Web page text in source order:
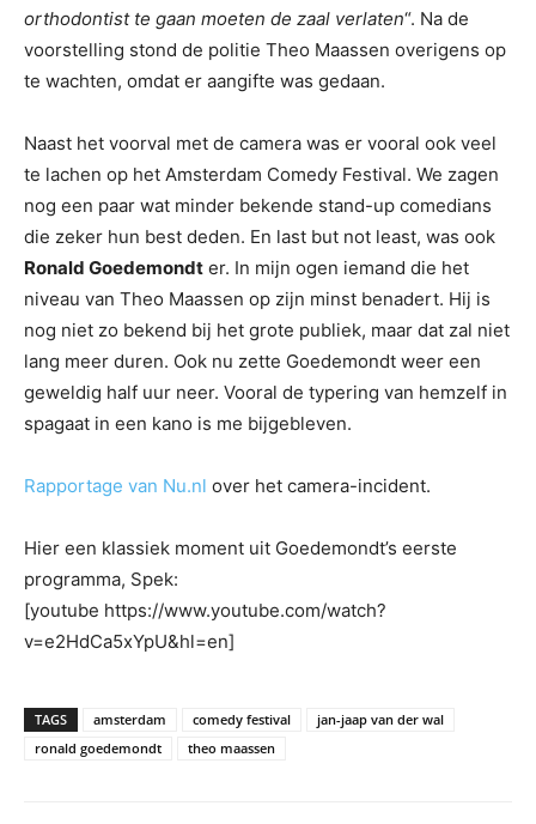
orthodontist te gaan moeten de zaal verlaten“. Na de
voorstelling stond de politie Theo Maassen overigens op
te wachten, omdat er aangifte was gedaan.
Naast het voorval met de camera was er vooral ook veel
te lachen op het Amsterdam Comedy Festival. We zagen
nog een paar wat minder bekende stand-up comedians
die zeker hun best deden. En last but not least, was ook
Ronald Goedemondt er. In mijn ogen iemand die het
niveau van Theo Maassen op zijn minst benadert. Hij is
nog niet zo bekend bij het grote publiek, maar dat zal niet
lang meer duren. Ook nu zette Goedemondt weer een
geweldig half uur neer. Vooral de typering van hemzelf in
spagaat in een kano is me bijgebleven.
Rapportage van Nu.nl over het camera-incident.
Hier een klassiek moment uit Goedemondt’s eerste
programma, Spek:
[youtube https://www.youtube.com/watch?
v=e2HdCa5xYpU&hl=en]
TAGS amsterdam comedy festival
jan-jaap van der wal
ronald goedemondt
theo maassen